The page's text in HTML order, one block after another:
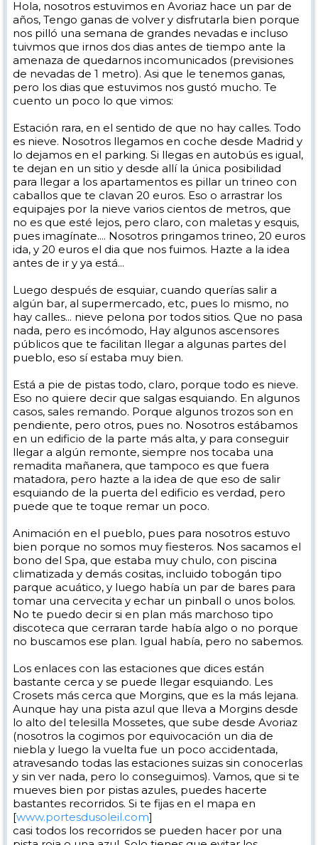
Hola, nosotros estuvimos en Avoriaz hace un par de
años, Tengo ganas de volver y disfrutarla bien porque
nos pilló una semana de grandes nevadas e incluso
tuivmos que irnos dos dias antes de tiempo ante la
amenaza de quedarnos incomunicados (previsiones
de nevadas de 1 metro). Asi que le tenemos ganas,
pero los dias que estuvimos nos gustó mucho. Te
cuento un poco lo que vimos:
Estación rara, en el sentido de que no hay calles. Todo
es nieve. Nosotros llegamos en coche desde Madrid y
lo dejamos en el parking. Si llegas en autobús es igual,
te dejan en un sitio y desde allí la única posibilidad
para llegar a los apartamentos es pillar un trineo con
caballos que te clavan 20 euros. Eso o arrastrar los
equipajes por la nieve varios cientos de metros, que
no es que esté lejos, pero claro, con maletas y esquis,
pues imagínate.... Nosotros pringamos trineo, 20 euros
ida, y 20 euros el dia que nos fuimos. Hazte a la idea
antes de ir y ya está...
Luego después de esquiar, cuando querías salir a
algún bar, al supermercado, etc, pues lo mismo, no
hay calles... nieve pelona por todos sitios. Que no pasa
nada, pero es incómodo, Hay algunos ascensores
públicos que te facilitan llegar a algunas partes del
pueblo, eso sí estaba muy bien.
Está a pie de pistas todo, claro, porque todo es nieve.
Eso no quiere decir que salgas esquiando. En algunos
casos, sales remando. Porque algunos trozos son en
pendiente, pero otros, pues no. Nosotros estábamos
en un edificio de la parte más alta, y para conseguir
llegar a algún remonte, siempre nos tocaba una
remadita mañanera, que tampoco es que fuera
matadora, pero hazte a la idea de que eso de salir
esquiando de la puerta del edificio es verdad, pero
puede que te toque remar un poco.
Animación en el pueblo, pues para nosotros estuvo
bien porque no somos muy fiesteros. Nos sacamos el
bono del Spa, que estaba muy chulo, con piscina
climatizada y demás cositas, incluido tobogán tipo
parque acuático, y luego había un par de bares para
tomar una cervecita y echar un pinball o unos bolos.
No te puedo decir si en plan más marchoso tipo
discoteca que cerraran tarde había algo o no porque
no buscamos ese plan. Igual había, pero no sabemos.
Los enlaces con las estaciones que dices están
bastante cerca y se puede llegar esquiando. Les
Crosets más cerca que Morgins, que es la más lejana.
Aunque hay una pista azul que lleva a Morgins desde
lo alto del telesilla Mossetes, que sube desde Avoriaz
(nosotros la cogimos por equivocación un dia de
niebla y luego la vuelta fue un poco accidentada,
atravesando todas las estaciones suizas sin conocerlas
y sin ver nada, pero lo conseguimos). Vamos, que si te
mueves bien por pistas azules, puedes hacerte
bastantes recorridos. Si te fijas en el mapa en
[www.portesdusoleil.com]
casi todos los recorridos se pueden hacer por una